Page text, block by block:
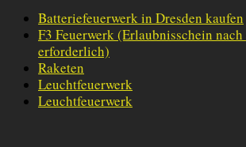
Batteriefeuerwerk in Dresden kaufen
F3 Feuerwerk (Erlaubnisschein
erforderlich)
Raketen
Leuchtfeuerwerk
Leuchtfeuerwerk